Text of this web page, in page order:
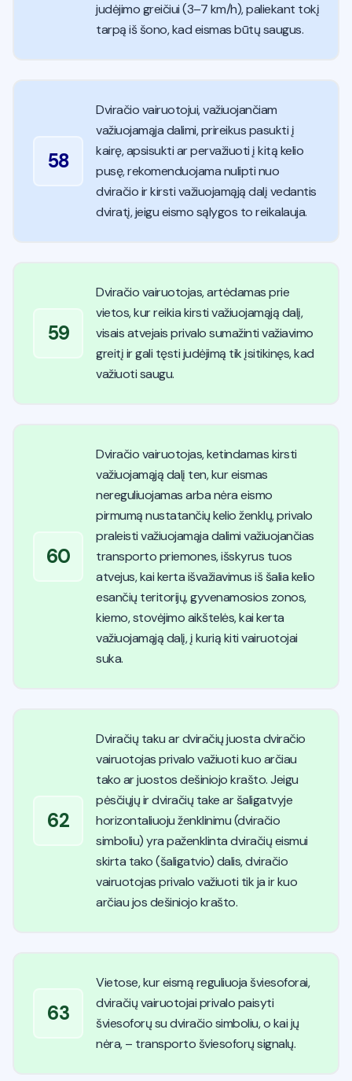
judėjimo greičiui (3–7 km/h), paliekant tokį
tarpą iš šono, kad eismas būtų saugus.
58
Dviračio vairuotojui, važiuojančiam
važiuojamąja dalimi, prireikus pasukti į
kairę, apsisukti ar pervažiuoti į kitą kelio
pusę, rekomenduojama nulipti nuo
dviračio ir kirsti važiuojamąją dalį vedantis
dviratį, jeigu eismo sąlygos to reikalauja.
59
Dviračio vairuotojas, artėdamas prie
vietos, kur reikia kirsti važiuojamąją dalį,
visais atvejais privalo sumažinti važiavimo
greitį ir gali tęsti judėjimą tik įsitikinęs, kad
važiuoti saugu.
60
Dviračio vairuotojas, ketindamas kirsti
važiuojamąją dalį ten, kur eismas
nereguliuojamas arba nėra eismo
pirmumą nustatančių kelio ženklų, privalo
praleisti važiuojamąja dalimi važiuojančias
transporto priemones, išskyrus tuos
atvejus, kai kerta išvažiavimus iš šalia kelio
esančių teritorijų, gyvenamosios zonos,
kiemo, stovėjimo aikštelės, kai kerta
važiuojamąją dalį, į kurią kiti vairuotojai
suka.
62
Dviračių taku ar dviračių juosta dviračio
vairuotojas privalo važiuoti kuo arčiau
tako ar juostos dešiniojo krašto. Jeigu
pėsčiųjų ir dviračių take ar šaligatvyje
horizontaliuoju ženklinimu (dviračio
simboliu) yra paženklinta dviračių eismui
skirta tako (šaligatvio) dalis, dviračio
vairuotojas privalo važiuoti tik ja ir kuo
arčiau jos dešiniojo krašto.
63
Vietose, kur eismą reguliuoja šviesoforai,
dviračių vairuotojai privalo paisyti
šviesoforų su dviračio simboliu, o kai jų
nėra, – transporto šviesoforų signalų.